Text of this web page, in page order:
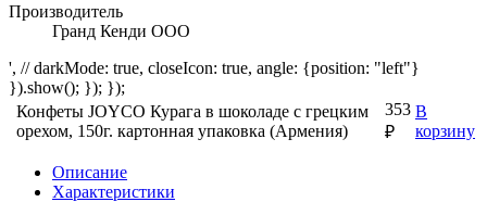
Производитель
Гранд Кенди ООО
', // darkMode: true, closeIcon: true, angle: {position: "left"}
}).show(); }); });
Конфеты JOYCO Курага в шоколаде с грецким
орехом, 150г. картонная упаковка (Армения)
353
₽
В
корзину
Описание
Характеристики